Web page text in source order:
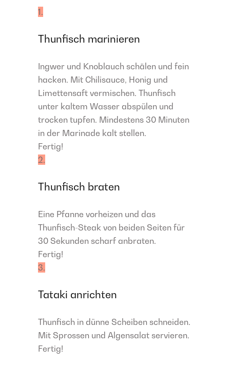
1.
Thunfisch marinieren
Ingwer und Knoblauch schälen und fein
hacken. Mit Chilisauce, Honig und
Limettensaft vermischen. Thunfisch
unter kaltem Wasser abspülen und
trocken tupfen. Mindestens 30 Minuten
in der Marinade kalt stellen.
Fertig!
2.
Thunfisch braten
Eine Pfanne vorheizen und das
Thunfisch-Steak von beiden Seiten für
30 Sekunden scharf anbraten.
Fertig!
3.
Tataki anrichten
Thunfisch in dünne Scheiben schneiden.
Mit Sprossen und Algensalat servieren.
Fertig!